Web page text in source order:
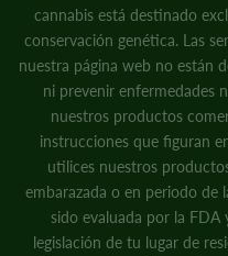
cannabis está destinado
conservación genética. Las
nuestra página web no están
ni prevenir enfermedades
nuestros productos
instrucciones que figuran
utilices nuestros
embarazada o en periodo de
sido evaluada por la FDA
legislación de tu lugar de